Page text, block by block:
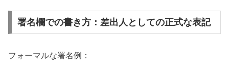
署名欄での書き方：差出人としての正式な表記
フォーマルな署名例：